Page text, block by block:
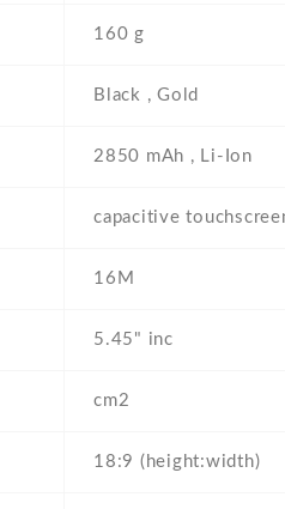
160 g
Black , Gold
2850 mAh , Li-Ion
capacitive
16M
5.45" inc
cm2
18:9 (height:width)